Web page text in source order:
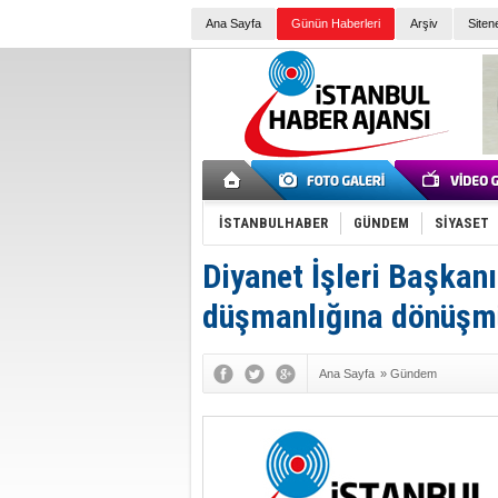
Ana Sayfa Günün Haberleri Arşiv
İSTANBULHABER GÜNDEM SİYASET
Diyanet İşleri
düşmanlığına
Ana Sayfa » Gündem